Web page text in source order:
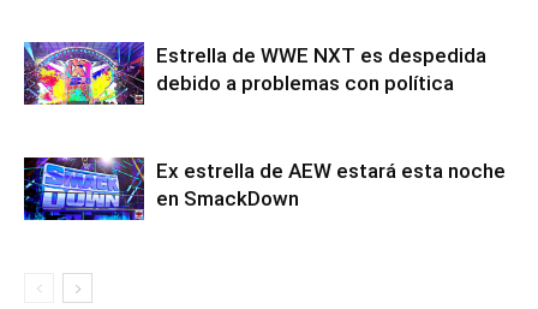
Estrella de WWE NXT es despedida
debido a problemas con política
Ex estrella de AEW estará esta noche
en SmackDown